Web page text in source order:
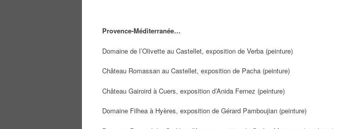
Provence-Méditerranée…
Domaine de l’Olivette au Castellet, exposition de Verba (peinture)
Château Romassan au Castellet, exposition de Pacha (peinture)
Château Gairoird à Cuers, exposition d’Anida Fernez (peinture)
Domaine Filhea à Hyères, exposition de Gérard Pamboujian (peinture)